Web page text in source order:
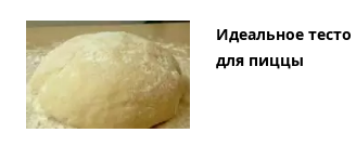
Идеальное тесто
для пиццы